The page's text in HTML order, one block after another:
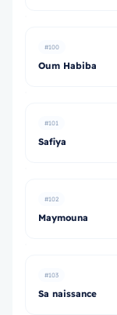
#100
Oum Habiba
#101
Safiya
#102
Maymouna
#103
Sa naissance